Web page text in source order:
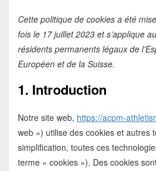
Cette politique de cookies a été
fois le 17 juillet 2023 et s’applique
résidents permanents légaux de
Européen et de la Suisse.
1. Introduction
Notre site web, https://acpm-
web ») utilise des cookies et autres
simplification, toutes ces
terme « cookies »). Des cookies